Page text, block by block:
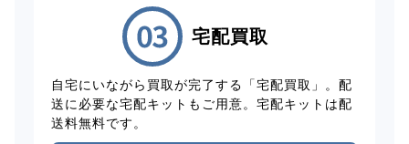
宅配買取
自宅にいながら買取が完了する「宅配買取」。配
送に必要な宅配キットもご用意。宅配キットは配
送料無料です。